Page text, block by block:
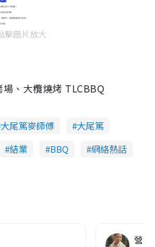
擊圖片放大
、大欖燒烤 TLCBBQ
大尾篤麥師傅
大尾篤
結業 BBQ
網絡熱話
營養